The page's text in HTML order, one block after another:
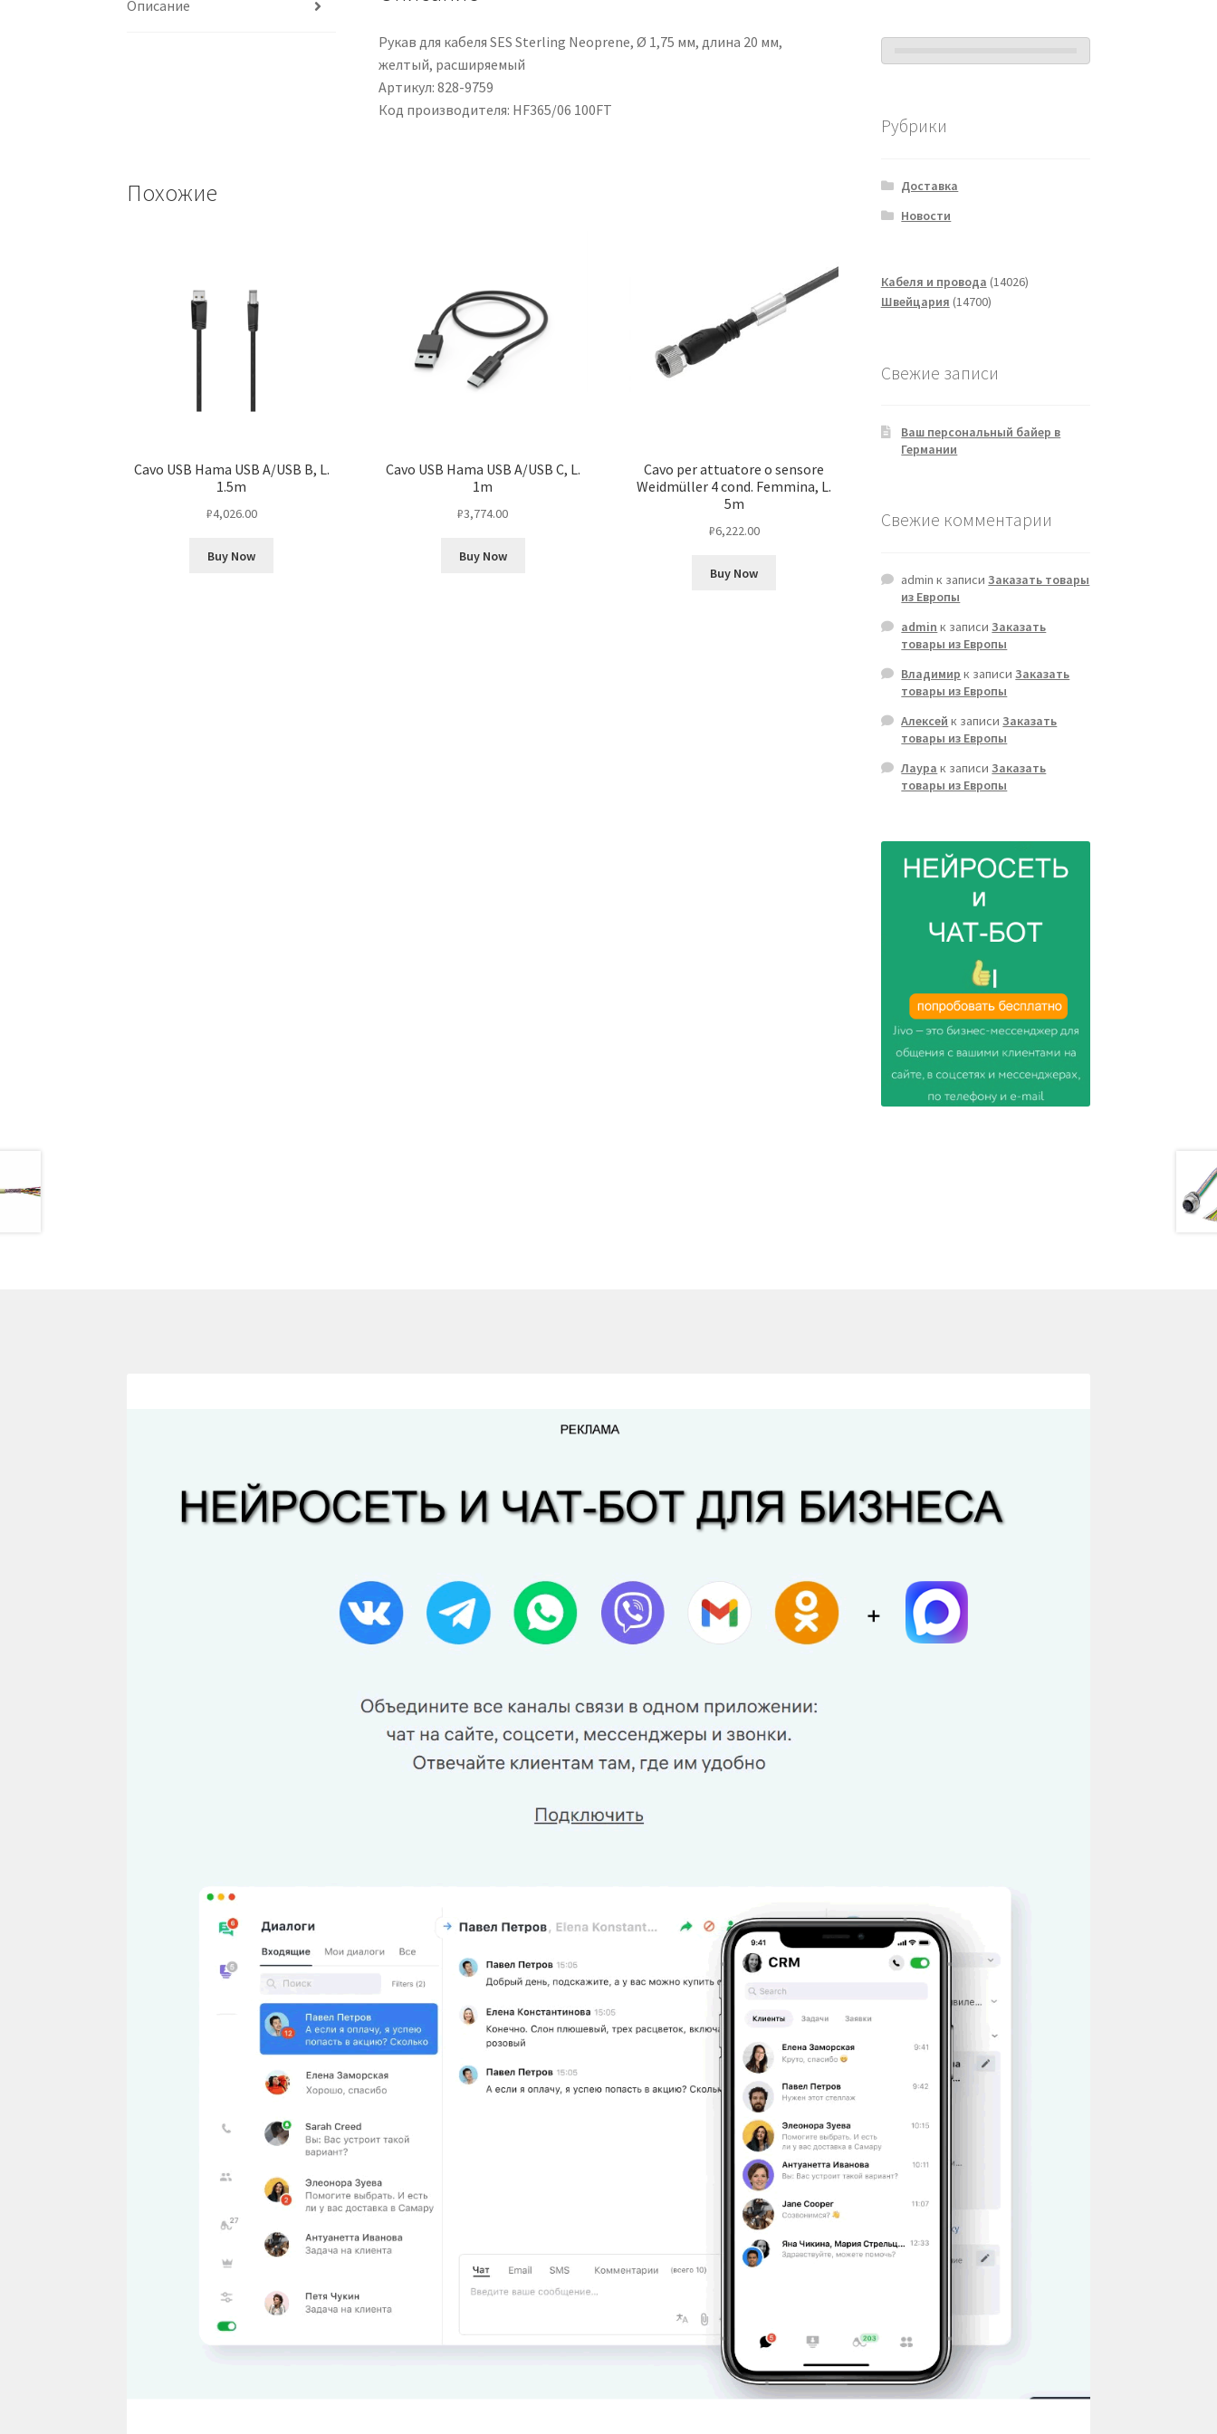
Описание
Рукав для кабеля SES Sterling Neoprene, Ø 1,75 мм, длина 20 мм,
желтый, расширяемый
Артикул: 828-9759
Код производителя: HF365/06 100FT
Похожие
Cavo USB Hama USB A/USB B, L.
1.5m
₽4,026.00
Buy Now
Cavo USB Hama USB A/USB C, L.
1m
₽3,774.00
Buy Now
Cavo per attuatore o sensore
Weidmüller 4 cond. Femmina, L.
5m
₽6,222.00
Buy Now
Рубрики
Доставка
Новости
Кабеля и провода 1402614026
Швейцария 1470014700
Свежие записи
Ваш персональный байер в
Германии
Свежие комментарии
admin к записиЗаказать товары
из Европы
admin к записиЗаказать
товары из Европы
Владимир к записиЗаказать
товары из Европы
Алексей к записиЗаказать
товары из Европы
Лаура к записиЗаказать
товары из Европы